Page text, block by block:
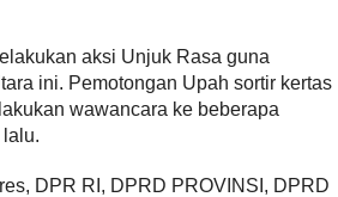
aksi Unjuk Rasa guna
ini. Pemotongan Upah sortir kertas
wawancara ke beberapa
DPR RI, DPRD PROVINSI, DPRD